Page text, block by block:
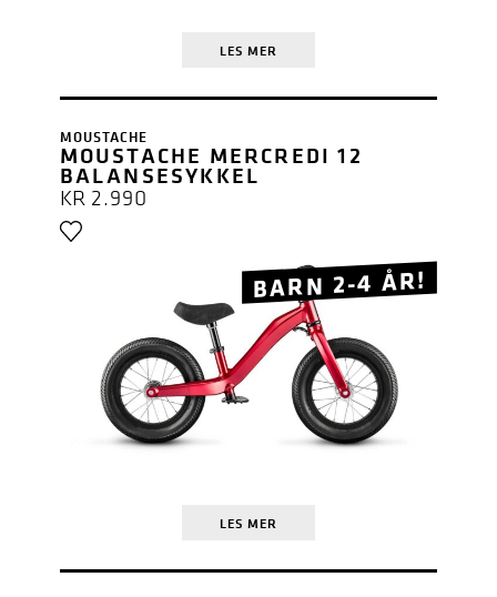
LES MER
BARN 2-4 ÅR!
MOUSTACHE
MOUSTACHE MERCREDI 12
BALANSESYKKEL
KR2.990
LES MER